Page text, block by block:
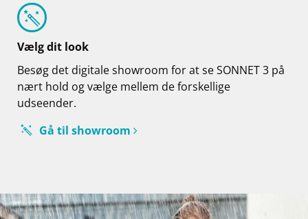
Vælg dit look
Besøg det digitale showroom for at se SONNET 3 på
nært hold og vælge mellem de forskellige
udseender.
Gå til showroom